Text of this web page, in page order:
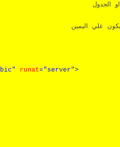
الجدول
علي اليمين
runat="server">